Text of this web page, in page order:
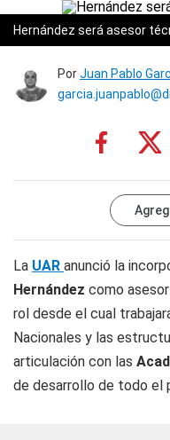
Hernández será asesor
PorJuan Pablo
La UAR anunció la
Hernández como
rol desde el cual
Nacionales y las
articulación con las
de desarrollo de todo el